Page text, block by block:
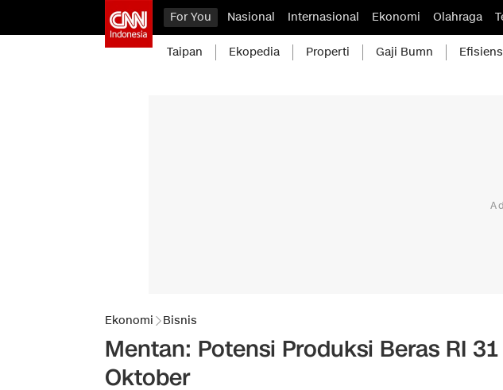
For You Nasional Internasional Ekonomi Olahraga
Taipan Ekopedia Properti Gaji Bumn
Ekonomi Bisnis
Mentan: Potensi Produksi Beras RI
Oktober